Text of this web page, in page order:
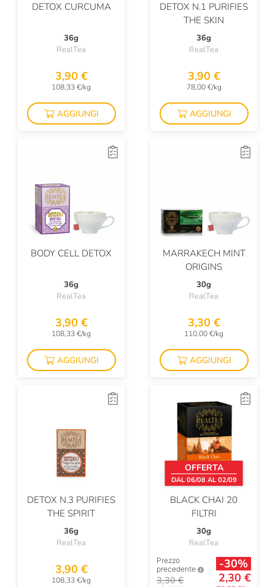
DETOX CURCUMA
36g
RealTea
3,90 €
108,33 €/kg
AGGIUNGI
DETOX N.1 PURIFIES
THE SKIN
36g
RealTea
3,90 €
78,00 €/kg
AGGIUNGI
BODY CELL DETOX
36g
RealTea
3,90 €
108,33 €/kg
AGGIUNGI
MARRAKECH MINT
ORIGINS
30g
RealTea
3,30 €
110,00 €/kg
AGGIUNGI
DETOX N.3 PURIFIES
THE SPIRIT
36g
RealTea
3,90 €
108,33 €/kg
OFFERTA
DAL 06/08 AL 02/09
BLACK CHAI 20
FILTRI
30g
RealTea
Prezzo
precedente
3,30 €
-30%
2,30 €